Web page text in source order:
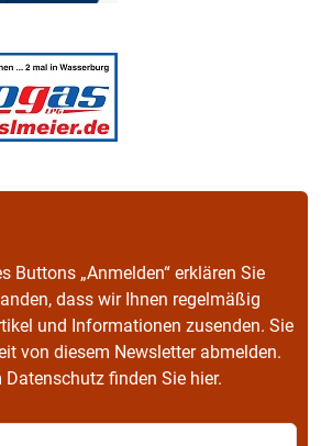
Buttons „Anmelden“ erklären Sie
dass wir Ihnen regelmäßig
und Informationen zusenden. Sie
von diesem Newsletter abmelden.
Datenschutz finden Sie hier.